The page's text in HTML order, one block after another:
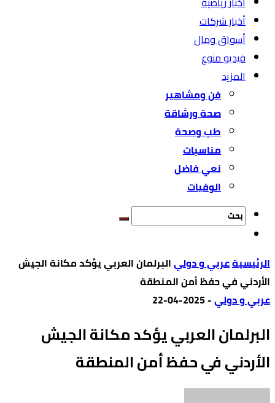
أخبار شركات
أسواق ومال
فيديو منوع
المزيد
فن ومشاهير
صحة ورشاقة
طب وصحة
مناسبات
نعي فاضل
الوفيات
‫الرئيسية‬عربي و دوليالبرلمان العربي يؤكد مكانة الجيش
الأردني في حفظ أمن المنطقة
عربي و دولي-
2025-04-22
البرلمان العربي يؤكد مكانة الجيش
الأردني في حفظ أمن المنطقة